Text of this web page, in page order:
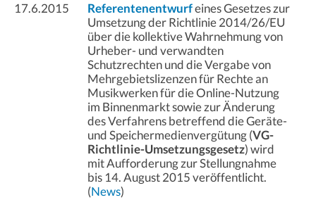
17.6.2015 Referentenentwurfeines Gesetzes zur
Umsetzung der Richtlinie 2014/26/EU
über die kollektive Wahrnehmung von
Urheber- und verwandten
Schutzrechten und die Vergabe von
Mehrgebietslizenzen für Rechte an
Musikwerken für die Online-Nutzung
im Binnenmarkt sowie zur Änderung
des Verfahrens betreffend die Geräte-
und Speichermedienvergütung (VG-
Richtlinie-Umsetzungsgesetz) wird
mit Aufforderung zur Stellungnahme
bis 14. August 2015 veröffentlicht.
(News)